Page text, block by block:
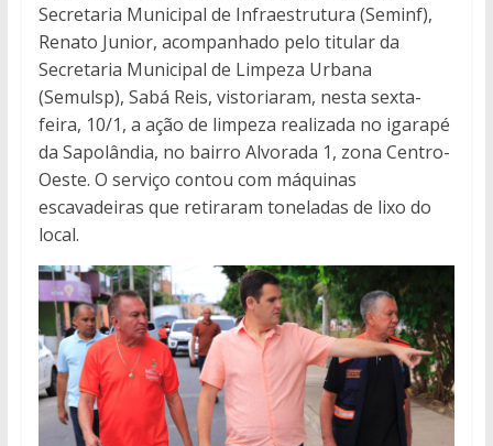
Secretaria Municipal de Infraestrutura (Seminf),
Renato Junior, acompanhado pelo titular da
Secretaria Municipal de Limpeza Urbana
(Semulsp), Sabá Reis, vistoriaram, nesta sexta-
feira, 10/1, a ação de limpeza realizada no igarapé
da Sapolândia, no bairro Alvorada 1, zona Centro-
Oeste. O serviço contou com máquinas
escavadeiras que retiraram toneladas de lixo do
local.